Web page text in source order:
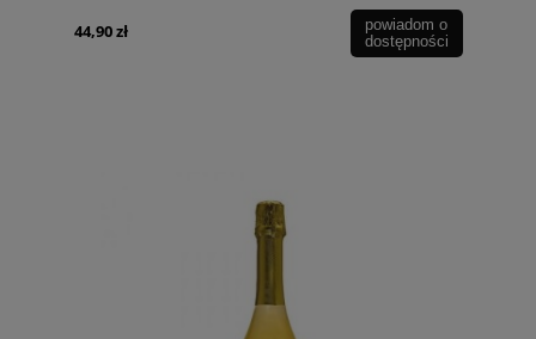
44,90 zł
powiadom o
dostępności